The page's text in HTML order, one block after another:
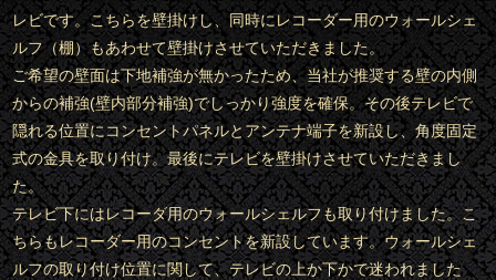
レビです。こちらを壁掛けし、同時にレコーダー用のウォールシェ
ルフ（棚）もあわせて壁掛けさせていただきました。
ご希望の壁面は下地補強が無かったため、当社が推奨する壁の内側
からの補強(壁内部分補強)でしっかり強度を確保。その後テレビで
隠れる位置にコンセントパネルとアンテナ端子を新設し、角度固定
式の金具を取り付け。最後にテレビを壁掛けさせていただきまし
た。
テレビ下にはレコーダ用のウォールシェルフも取り付けました。こ
ちらもレコーダー用のコンセントを新設しています。ウォールシェ
ルフの取り付け位置に関して、テレビの上か下かで迷われました